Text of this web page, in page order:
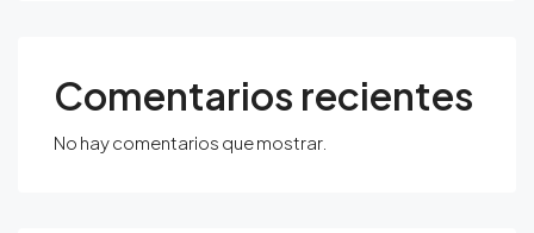
Comentarios recientes
No hay comentarios que mostrar.